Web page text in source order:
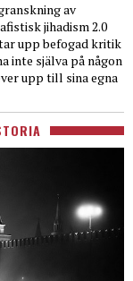
av
jihadism 2.0
upp befogad kritik
inte själva på någon
upp till sina egna